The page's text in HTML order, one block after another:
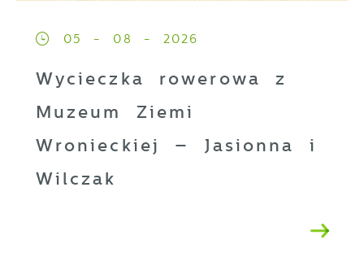
05 - 08 - 2026
Wycieczka rowerowa z
Muzeum Ziemi
Wronieckiej – Jasionna i
Wilczak